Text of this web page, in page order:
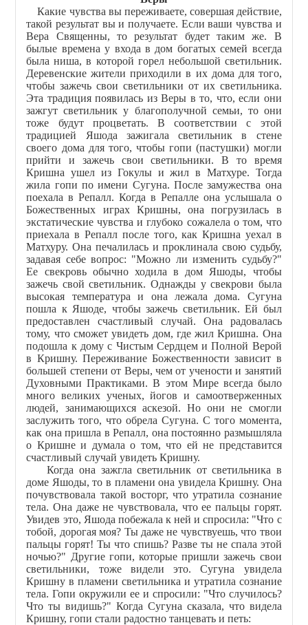
Какие чувства вы переживаете, совершая действие,
такой результат вы и получаете. Если ваши чувства и
Вера Священны, то результат будет таким же. В
былые времена у входа в дом богатых семей всегда
была ниша, в которой горел небольшой светильник.
Деревенские жители приходили в их дома для того,
чтобы зажечь свои светильники от их светильника.
Эта традиция появилась из Веры в то, что, если они
зажгут светильник у благополучной семьи, то они
тоже будут процветать. В соответствии с этой
традицией Яшода зажигала светильник в стене
своего дома для того, чтобы гопи (пастушки) могли
прийти и зажечь свои светильники. В то время
Кришна ушел из Гокулы и жил в Матхуре. Тогда
жила гопи по имени Сугуна. После замужества она
поехала в Репалл. Когда в Репалле она услышала о
Божественных играх Кришны, она погрузилась в
экстатические чувства и глубоко сожалела о том, что
приехала в Репалл после того, как Кришна уехал в
Матхуру. Она печалилась и проклинала свою судьбу,
задавая себе вопрос: "Можно ли изменить судьбу?"
Ее свекровь обычно ходила в дом Яшоды, чтобы
зажечь свой светильник. Однажды у свекрови была
высокая температура и она лежала дома. Сугуна
пошла к Яшоде, чтобы зажечь светильник. Ей был
предоставлен счастливый случай. Она радовалась
тому, что сможет увидеть дом, где жил Кришна. Она
подошла к дому с Чистым Сердцем и Полной Верой
в Кришну. Переживание Божественности зависит в
большей степени от Веры, чем от учености и занятий
Духовными Практиками. В этом Мире всегда было
много великих ученых, йогов и самоотверженных
людей, занимающихся аскезой. Но они не смогли
заслужить того, что обрела Сугуна. С того момента,
как она пришла в Репалл, она постоянно размышляла
о Кришне и думала о том, что ей не представится
счастливый случай увидеть Кришну.
Когда она зажгла светильник от светильника в
доме Яшоды, то в пламени она увидела Кришну. Она
почувствовала такой восторг, что утратила сознание
тела. Она даже не чувствовала, что ее пальцы горят.
Увидев это, Яшода побежала к ней и спросила: "Что с
тобой, дорогая моя? Ты даже не чувствуешь, что твои
пальцы горят! Ты что спишь? Разве ты не спала этой
ночью?" Другие гопи, которые пришли зажечь свои
светильники, тоже видели это. Сугуна увидела
Кришну в пламени светильника и утратила сознание
тела. Гопи окружили ее и спросили: "Что случилось?
Что ты видишь?" Когда Сугуна сказала, что видела
Кришну, гопи стали радостно танцевать и петь: